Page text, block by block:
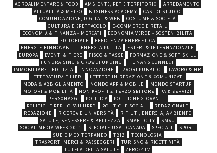
AGROALIMENTARE & FOOD AMBIENTE, PET E TERRITORIO
ARREDAMENTO
ATTUALITÀ & METEO
BUSINESS ACADEMY
CASI DI STUDIO
COMUNICAZIONE, DIGITAL & WEB
COSTUME & SOCIETÀ
CULTURA E SPETTACOLO
E-COMMERCE E RETAIL
ECONOMIA & FINANZA - MERCATI
ECONOMIA VERDE - SOSTENIBILITÀ
EDITORIALE
EFFICIENZA ENERGETICA
ENERGIE RINNOVABILI - ENERGIA PULITA
ESTERI & INTERNAZIONALE
EUROPA
EVENTI & FIERE FISCO & TASSE
FORMAZIONE & SOFT SKILL
FUNDRAISING & CROWDFUNDING
HUMANS CONNECT
IMMOBILIARE - EDILIZIA
INNOVAZIONE LAVORI PUBBLICI
LAVORO & HR
LETTERATURA E LIBRI
LETTERE IN REDAZIONE & COMUNICATI
MODA & ABBIGLIAMENTO
MONDO APP & MOBILE
MONDO STARTUP
MOTORI & MOBILITÀ
NON PROFIT & TERZO SETTORE
PA & SERVIZI
PERSONAGGI
POLITICA
POLITICHE GIOVANILI
POLITICHE PER LO SVILUPPO
POLITICHE SOCIALI
REDAZIONALE
REDAZIONE
RICERCA E UNIVERSITÀ
RIFIUTI, ENERGIA, AMBIENTE
SALUTE, BENESSERE & BELLEZZA
SMART CITY
SMAU
SOCIAL MEDIA WEEK 2011
SPECIALE USA - CANADA SPECIALI
SPORT
SUD E MEDITERRANEO
TBIZ
TECNOLOGIA
TRASPORTI MERCI & PASSEGGERI
TURISMO & RICETTIVITÀ
TUTELA DELLA SALUTE
ZERO24TV